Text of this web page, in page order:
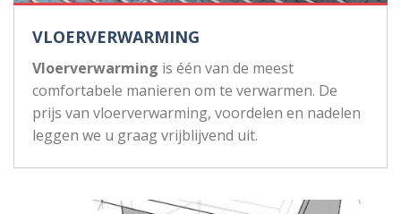
VLOERVERWARMING
Vloerverwarming is één van de meest
comfortabele manieren om te verwarmen. De
prijs van vloerverwarming, voordelen en nadelen
leggen we u graag vrijblijvend uit.